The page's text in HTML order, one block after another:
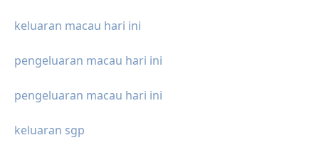
keluaran macau hari ini
pengeluaran macau hari ini
pengeluaran macau hari ini
keluaran sgp